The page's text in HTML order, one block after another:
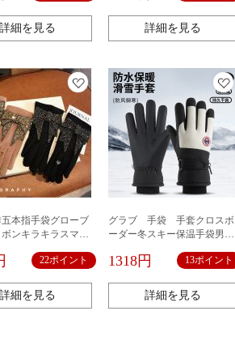
詳細を見る 詳細を見る
本指手袋グローブ
ンキラキラスマホ
22ポイント
詳細を見る
グラブ 手袋 手套クロスボ
ーダー冬スキー保温手袋男女
ングタッチダウン防寒防風車
1318円 13ポイント
詳細を見る